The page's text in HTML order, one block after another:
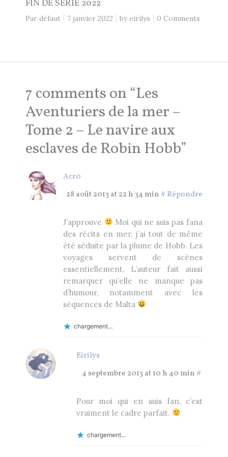
FIN DE SÉRIE 2022
Par défaut 7 janvier 2022 byeirilys 0 Comments
7 comments on “Les
Aventuriers de la mer –
Tome 2 – Le navire aux
esclaves de Robin Hobb”
Acr0
28 août 2013 at 22 h 34 min#Répondre
J’approuve
Moi qui ne suis pas fana
des récits en mer, j’ai tout de même
été séduite par la plume de Hobb. Les
voyages servent de scènes
essentiellement. L’auteur fait aussi
remarquer qu’elle ne manque pas
d’humour, notamment avec les
séquences de Malta
chargement…
Eirilys
4 septembre 2013 at 10 h 40 min#
Pour moi qui en suis fan, c’est
vraiment le cadre parfait.
chargement…